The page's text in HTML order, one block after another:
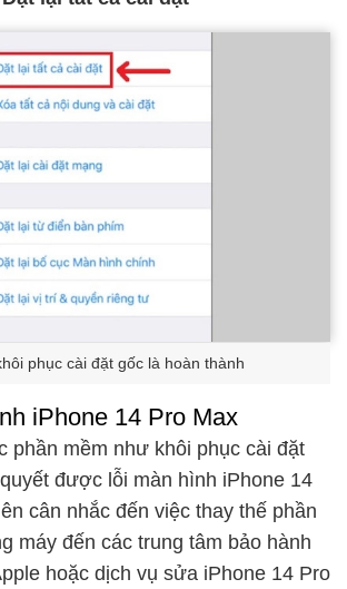
phục cài đặt gốc là hoàn thành
iPhone 14 Pro Max
phần mềm như khôi phục cài đặt
được lỗi màn hình iPhone 14
cân nhắc đến việc thay thế phần
máy đến các trung tâm bảo hành
hoặc dịch vụ sửa iPhone 14 Pro